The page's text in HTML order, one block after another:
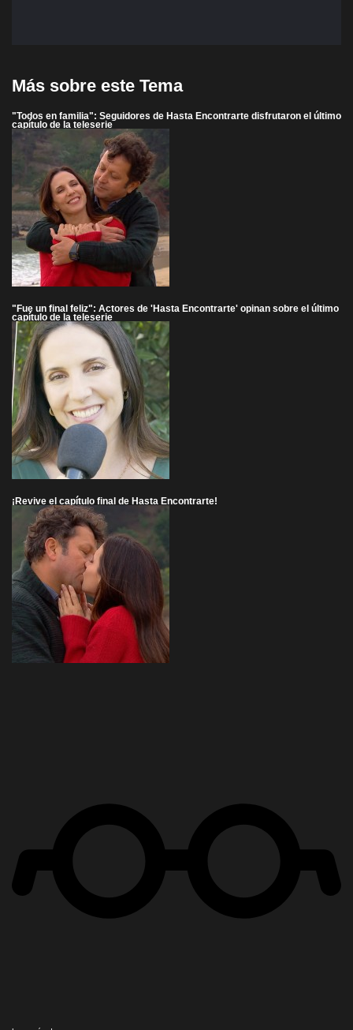
Más sobre este Tema
"Todos en familia": Seguidores de Hasta Encontrarte disfrutaron el último
capítulo de la teleserie
"Fue un final feliz": Actores de 'Hasta Encontrarte' opinan sobre el último
capítulo de la teleserie
¡Revive el capítulo final de Hasta Encontrarte!